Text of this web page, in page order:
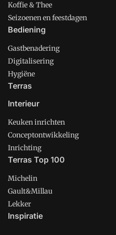
Koffie & Thee
Seizoenen en feestdagen
Bediening
Gastbenadering
Digitalisering
Hygiëne
Terras
Interieur
Keuken inrichten
Conceptontwikkeling
Inrichting
Terras Top 100
Michelin
Gault&Millau
Lekker
Inspiratie